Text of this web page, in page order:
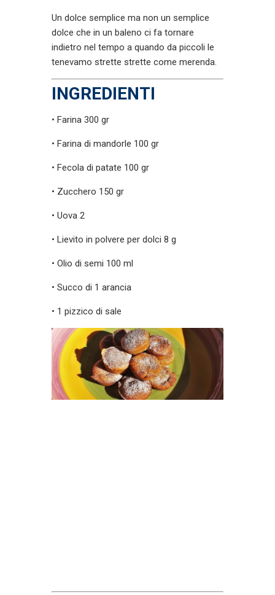
Un dolce semplice ma non un semplice
dolce che in un baleno ci fa tornare
indietro nel tempo a quando da piccoli le
tenevamo strette strette come merenda.
INGREDIENTI
• Farina 300 gr
• Farina di mandorle 100 gr
• Fecola di patate 100 gr
• Zucchero 150 gr
• Uova 2
• Lievito in polvere per dolci 8 g
• Olio di semi 100 ml
• Succo di 1 arancia
• 1 pizzico di sale